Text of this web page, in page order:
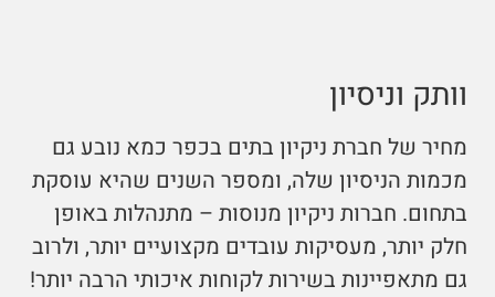
וותק וניסיון
מחיר של חברת ניקיון בתים בכפר כמא נובע גם
מכמות הניסיון שלה, ומספר השנים שהיא עוסקת
בתחום. חברות ניקיון מנוסות – מתנהלות באופן
חלק יותר, מעסיקות עובדים מקצועיים יותר, ולרוב
גם מתאפיינות בשירות לקוחות איכותי הרבה יותר!